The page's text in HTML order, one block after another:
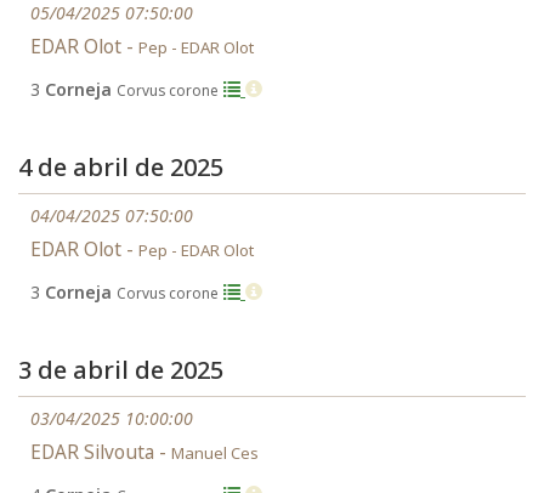
05/04/2025 07:50:00
EDAR Olot - Pep - EDAR Olot
3 Corneja Corvus corone
4 de abril de 2025
04/04/2025 07:50:00
EDAR Olot - Pep - EDAR Olot
3 Corneja Corvus corone
3 de abril de 2025
03/04/2025 10:00:00
EDAR Silvouta - Manuel Ces